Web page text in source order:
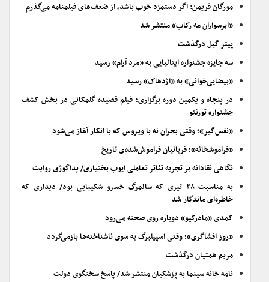
مورگان فریمن: اگر دستمزد خوب باشد، از ضعف‌های فیلمنامه می‌گذرم
«ابرسواران مه رکاب» منتشر شد
پیتر گیل درگذشت
سه جایزه جشنواره ایتالیایی به «مرد آرام» رسید
«بیضایی‌خوانی» به «اژدهاک» رسید
در پنجاه و یکمین دوره برگزاری؛ فیلم قصیده گلمکانی در بخش کشف
جشنواره تورنتو
«نفس‌گیر»؛ وقتی بحران نه با ویروس که با انکار آغاز می‌شود
«فراموشخانه»؛ قربانیان فراموش‌شده‌ی تاریخ
نگاهی نقادانه بر تجربه تئاتر تعاملی ایوب بختیاری/ پداگوژی روایت
به مناسبت ۲۸ تیری که سالمرگ خسرو شکیبایی بود/ دیداری که
خاطره‌ای ماندگار شد
کمدی «مادرکیو» دوباره روی صحنه می‌رود
«روز افشاگری»؛ وقتی اسپیلبرگ به سوی ناشناخته‌ها بازمی‌گردد
مریم همتیان درگذشت
نامه خانه سینما به پزشکیان منتشر شد/ پاسخ سخنگوی دولت